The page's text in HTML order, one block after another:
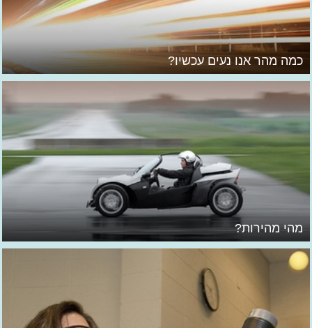
כמה מהר אנו נעים עכשיו?
מהי מהירות?